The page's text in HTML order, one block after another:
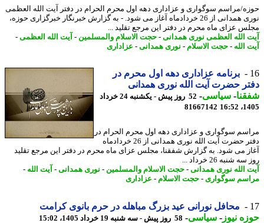
مراسم سوگواری و عزاداری دهه اول محرم الحرام در دفتر آیت الله العظمی
نوری همدانی از 26 خردادماه آغاز می شود. - به گزارش خبرنگار خبرگزاری حوزه،
عزای ماه محرم در دفتر این مرجع تقلید ...
الله العظمی نوری همدانی- حجت الاسلام والمسلمین-آیت الله العظمی-
الله-حجت الاسلام-نوری همدانی- عزاداری
برنامه عزاداری دهه اول محرم در
حضرت آیت الله نوری همدانی
-سیاسی-
52 روز پیش - یکشنبه 24 خرداد
81667142
سوگواری و عزاداری دهه اول محرم الحرام در
دفتر حضرت آیت الله نوری همدانی از 26 خردادماه
می شود. به گزارش شفقنا، مجلس عزای ماه محرم در دفتر این مرجع تقلید
شنبه 26 خرداد ...
الله نوری همدانی- حجت الاسلام والمسلمین-نوری همدانی- آیت الله-
سوگواری- حجت الاسلام-عزاداری
محافل نورانی عید بزرگ مباهله در حرم بانوی کرامت
نیوز-سیاسی-58 روز پیش - سه شنبه 19 خرداد 1405، 15:02